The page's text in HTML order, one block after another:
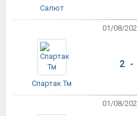
Салют
01/08/
Спартак Тм
2 -
01/08/